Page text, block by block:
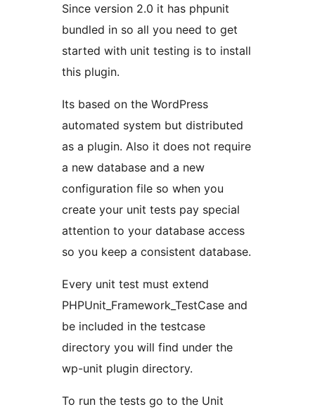
Since version 2.0 it has phpunit
bundled in so all you need to get
started with unit testing is to install
this plugin.
Its based on the WordPress
automated system but distributed
as a plugin. Also it does not require
a new database and a new
configuration file so when you
create your unit tests pay special
attention to your database access
so you keep a consistent database.
Every unit test must extend
PHPUnit_Framework_TestCase and
be included in the testcase
directory you will find under the
wp-unit plugin directory.
To run the tests go to the Unit